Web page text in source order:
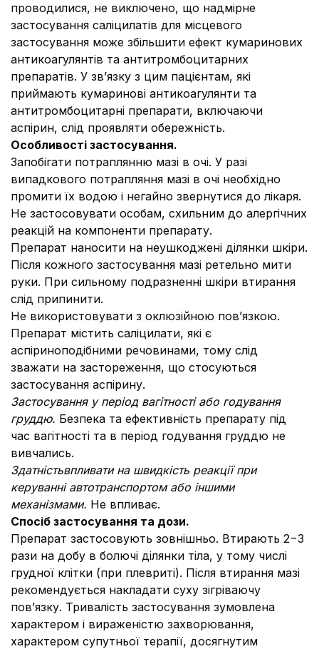
проводилися, не виключено, що надмірне
застосування саліцилатів для місцевого
застосування може збільшити ефект кумаринових
антикоагулянтів та антитромбоцитарних
препаратів. У зв’язку з цим пацієнтам, які
приймають кумаринові антикоагулянти та
антитромбоцитарні препарати, включаючи
аспірин, слід проявляти обережність.
Особливості застосування.
Запобігати потраплянню мазі в очі. У разі
випадкового потрапляння мазі в очі необхідно
промити їх водою і негайно звернутися до лікаря.
Не застосовувати особам, схильним до алергічних
реакцій на компоненти препарату.
Препарат наносити на неушкоджені ділянки шкіри.
Після кожного застосування мазі ретельно мити
руки. При сильному подразненні шкіри втирання
слід припинити.
Не використовувати з оклюзійною пов’язкою.
Препарат містить саліцилати, які є
аспіриноподібними речовинами, тому слід
зважати на застореження, що стосуються
застосування аспірину.
Застосування у період вагітності або годування
груддю. Безпека та ефективність препарату під
час вагітності та в період годування груддю не
вивчались.
Здатністьвпливати на швидкість реакції при
керуванні автотранспортом або іншими
механізмами. Не впливає.
Спосіб застосування та дози.
Препарат застосовують зовнішньо. Втирають 2−3
рази на добу в болючі ділянки тіла, у тому числі
грудної клітки (при плевриті). Після втирання мазі
рекомендується накладати суху зігріваючу
пов’язку. Тривалість застосування зумовлена
характером і вираженістю захворювання,
характером супутньої терапії, досягнутим